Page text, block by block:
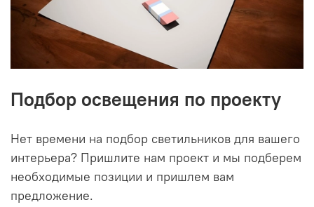
Подбор освещения по проекту
Нет времени на подбор светильников для вашего
интерьера? Пришлите нам проект и мы подберем
необходимые позиции и пришлем вам
предложение.